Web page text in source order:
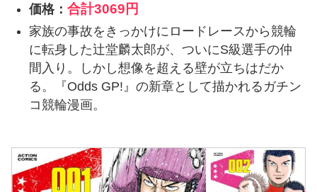
価格： 合計3069円
家族の事故をきっかけにロードレースから競輪
に転身した辻堂麟太郎が、ついにS級選手の仲
間入り。しかし想像を超える壁が立ちはだか
る。『Odds GP!』の新章として描かれるガチン
コ競輪漫画。